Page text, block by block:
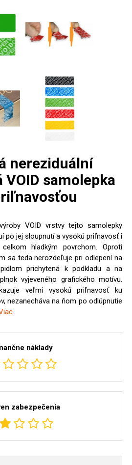
nereziduální
samolepka
VOID vrstvy tejto samolepky
po jej sloupnutí a vysokú priľnavosť i
hladkým povrchom. Oproti
sa teda nerozdeľuje pri odlepení na
prichytená k podkladu a na
vyjeveného grafického motívu.
veľmi vysokú priľnavosť ku
nezanecháva na ňom po odlúpnutie
náklady
zabezpečenia